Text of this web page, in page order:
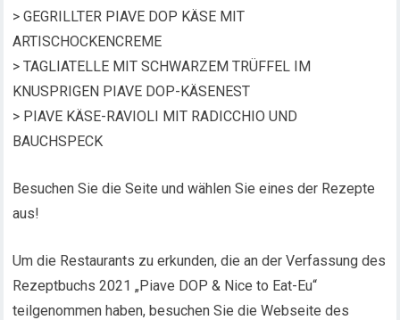
> GEGRILLTER PIAVE DOP KÄSE MIT
ARTISCHOCKENCREME
> TAGLIATELLE MIT SCHWARZEM TRÜFFEL IM
KNUSPRIGEN PIAVE DOP-KÄSENEST
> PIAVE KÄSE-RAVIOLI MIT RADICCHIO UND
BAUCHSPECK
Besuchen Sie die Seite und wählen Sie eines der Rezepte
aus!
Um die Restaurants zu erkunden, die an der Verfassung des
Rezeptbuchs 2021 „Piave DOP & Nice to Eat-Eu“
teilgenommen haben, besuchen Sie die Webseite des